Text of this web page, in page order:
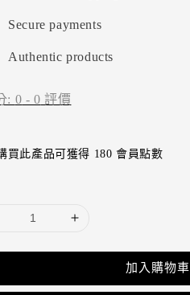
Secure payments
Authentic products
: 0 -0 評價
買此產品可獲得 180 會員點數
加入購物車